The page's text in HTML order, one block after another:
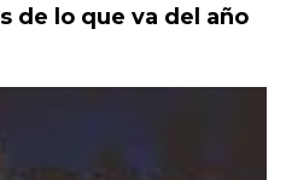
de lo que va del año